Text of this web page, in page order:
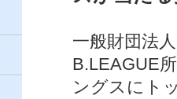
一般財団法
B.LEAGUE
ングスにト